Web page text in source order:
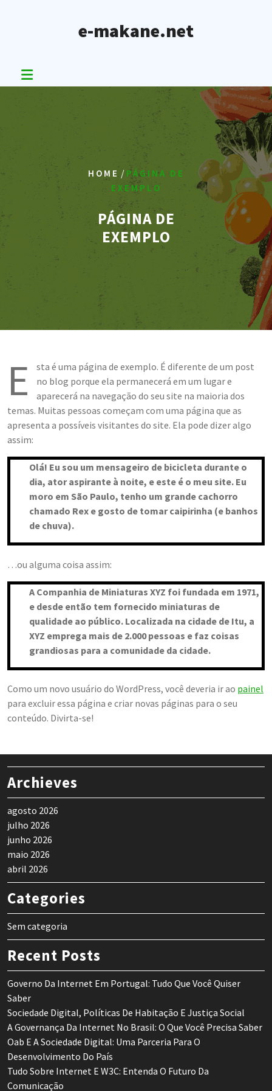
e-makane.net
HOME / PÁGINA DE
EXEMPLO
PÁGINA DE
EXEMPLO
E
sta é uma página de exemplo. É diferente de um post
no blog porque ela permanecerá em um lugar e
aparecerá na navegação do seu site na maioria dos
temas. Muitas pessoas começam com uma página que as
apresenta a possíveis visitantes do site. Ela pode dizer algo
assim:
Olá! Eu sou um mensageiro de bicicleta durante o
dia, ator aspirante à noite, e este é o meu site. Eu
moro em São Paulo, tenho um grande cachorro
chamado Rex e gosto de tomar caipirinha (e banhos
de chuva).
…ou alguma coisa assim:
A Companhia de Miniaturas XYZ foi fundada em 1971,
e desde então tem fornecido miniaturas de
qualidade ao público. Localizada na cidade de Itu, a
XYZ emprega mais de 2.000 pessoas e faz coisas
grandiosas para a comunidade da cidade.
Como um novo usuário do WordPress, você deveria ir ao painel
para excluir essa página e criar novas páginas para o seu
conteúdo. Divirta-se!
Archieves
agosto 2026
julho 2026
junho 2026
maio 2026
abril 2026
Categories
Sem categoria
Recent Posts
Governo Da Internet Em Portugal: Tudo Que Você Quiser
Saber
Sociedade Digital, Políticas De Habitação E Justiça Social
A Governança Da Internet No Brasil: O Que Você Precisa Saber
Oab E A Sociedade Digital: Uma Parceria Para O
Desenvolvimento Do País
Tudo Sobre Internet E W3C: Entenda O Futuro Da
Comunicação